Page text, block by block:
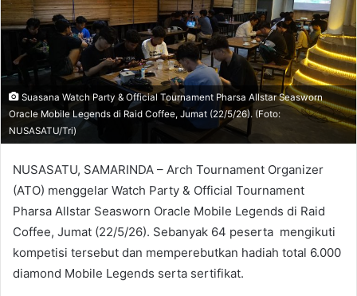
Suasana Watch Party & Official Tournament Pharsa Allstar Seasworn
Oracle Mobile Legends di Raid Coffee, Jumat (22/5/26). (Foto:
NUSASATU/Tri)
NUSASATU, SAMARINDA – Arch Tournament Organizer
(ATO) menggelar Watch Party & Official Tournament
Pharsa Allstar Seasworn Oracle Mobile Legends di Raid
Coffee, Jumat (22/5/26). Sebanyak 64 peserta mengikuti
kompetisi tersebut dan memperebutkan hadiah total 6.000
diamond Mobile Legends serta sertifikat.